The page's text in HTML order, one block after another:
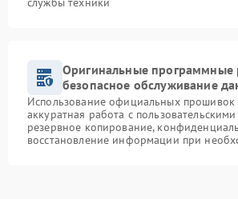
Оригинальные программные
безопасное обслуживание
Использование официальных прошивок
аккуратная работа с
резервное копирование,
восстановление информации при